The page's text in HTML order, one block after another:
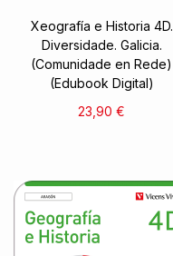
Xeografía e Historia 4D.
Diversidade. Galicia.
(Comunidade en Rede)
(Edubook Digital)
23,90 €